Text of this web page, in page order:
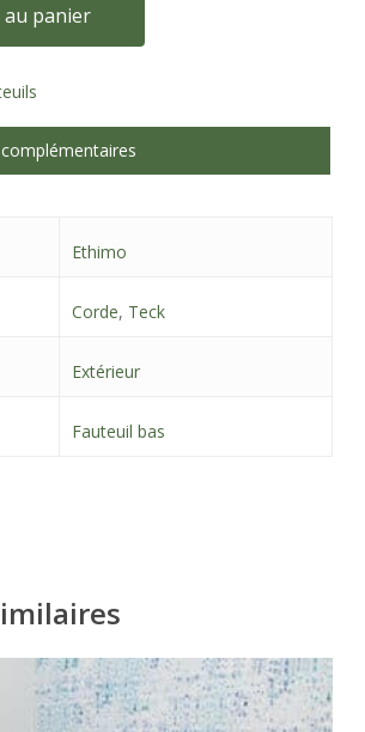
panier
Ethimo
Corde, Teck
Extérieur
Fauteuil bas